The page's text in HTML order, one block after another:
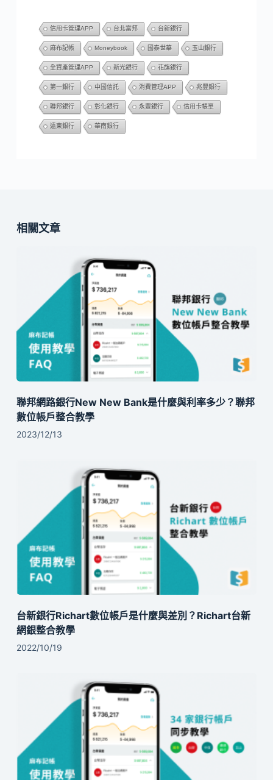
信用卡管理APP 台北富邦 台新銀行
麻布記帳 Moneybook 國泰世華 玉山銀行
全資產管理APP 新光銀行 花旗銀行
第一銀行 中國信託 消費管理APP 兆豐銀行
聯邦銀行 彰化銀行 永豐銀行 信用卡帳單
遠東銀行 華南銀行
相關文章
聯邦網路銀行New New Bank是什麼與利率多少？聯邦
數位帳戶整合教學
2023/12/13
台新銀行Richart數位帳戶是什麼與差別？Richart台新
網銀整合教學
2022/10/19